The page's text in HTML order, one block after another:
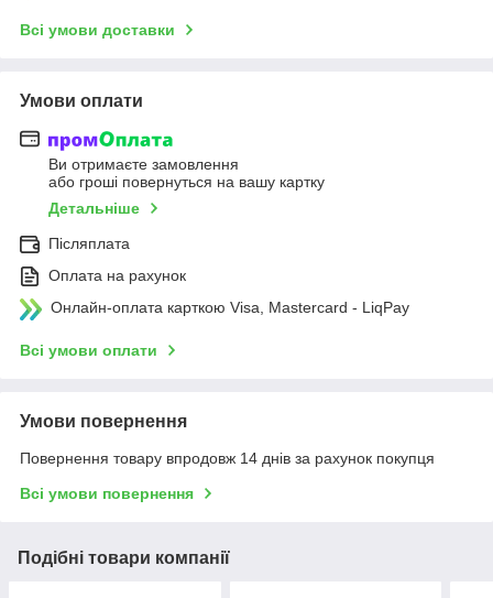
Всі умови доставки
Умови оплати
Ви отримаєте замовлення
або гроші повернуться на вашу картку
Детальніше
Післяплата
Оплата на рахунок
Онлайн-оплата карткою Visa, Mastercard - LiqPay
Всі умови оплати
Умови повернення
Повернення товару впродовж 14 днів за рахунок покупця
Всі умови повернення
Подібні товари компанії